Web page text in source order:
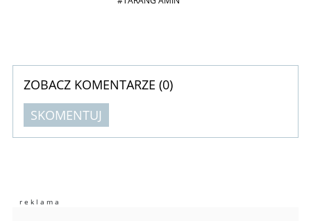
ZOBACZ KOMENTARZE (0)
SKOMENTUJ
Imię (Wymagane)